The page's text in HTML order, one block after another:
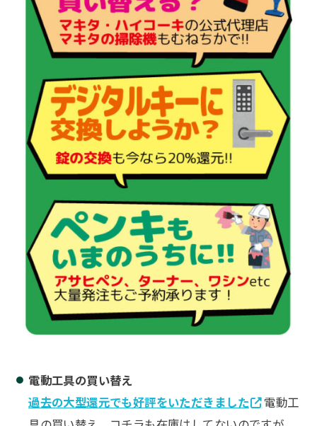
電動工具の買い替え
過去の大型還元でも好評をいただきました
電動工